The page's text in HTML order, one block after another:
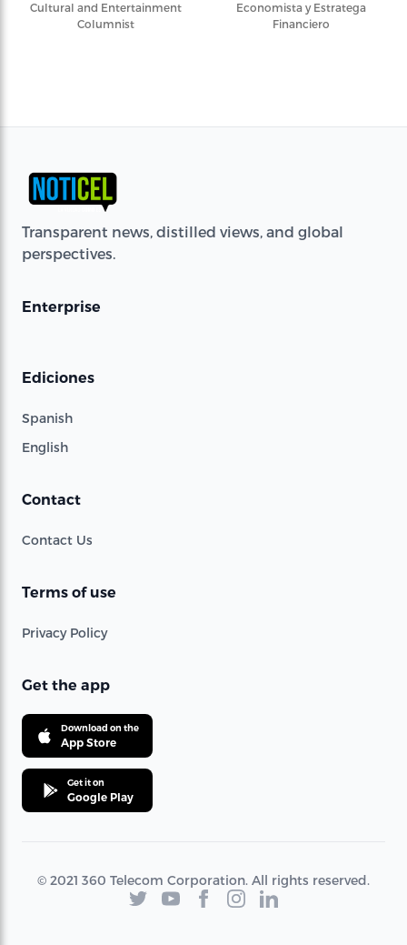
Cultural and Entertainment
Columnist
Economista y Estratega
Financiero
Transparent news, distilled views, and global
perspectives.
Enterprise
Ediciones
Spanish
English
Contact
Contact Us
Terms of use
Privacy Policy
Get the app
Download on the
App Store
Get it on
Google Play
© 2021 360 Telecom Corporation. All rights reserved.